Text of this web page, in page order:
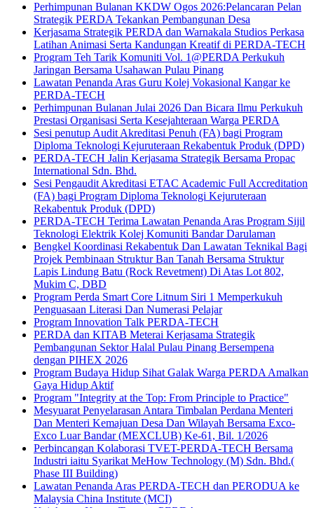
Perhimpunan Bulanan KKDW Ogos 2026:Pelancaran Pelan
Strategik PERDA Tekankan Pembangunan Desa
Kerjasama Strategik PERDA dan Warnakala Studios Perkasa
Latihan Animasi Serta Kandungan Kreatif di PERDA-TECH
Program Teh Tarik Komuniti Vol. 1@PERDA Perkukuh
Jaringan Bersama Usahawan Pulau Pinang
Lawatan Penanda Aras Guru Kolej Vokasional Kangar ke
PERDA-TECH
Perhimpunan Bulanan Julai 2026 Dan Bicara Ilmu Perkukuh
Prestasi Organisasi Serta Kesejahteraan Warga PERDA
Sesi penutup Audit Akreditasi Penuh (FA) bagi Program
Diploma Teknologi Kejuruteraan Rekabentuk Produk (DPD)
PERDA-TECH Jalin Kerjasama Strategik Bersama Propac
International Sdn. Bhd.
Sesi Pengaudit Akreditasi ETAC Academic Full Accreditation
(FA) bagi Program Diploma Teknologi Kejuruteraan
Rekabentuk Produk (DPD)
PERDA-TECH Terima Lawatan Penanda Aras Program Sijil
Teknologi Elektrik Kolej Komuniti Bandar Darulaman
Bengkel Koordinasi Rekabentuk Dan Lawatan Teknikal Bagi
Projek Pembinaan Struktur Ban Tanah Bersama Struktur
Lapis Lindung Batu (Rock Revetment) Di Atas Lot 802,
Mukim C, DBD
Program Perda Smart Core Litnum Siri 1 Memperkukuh
Penguasaan Literasi Dan Numerasi Pelajar
Program Innovation Talk PERDA-TECH
PERDA dan KITAB Meterai Kerjasama Strategik
Pembangunan Sektor Halal Pulau Pinang Bersempena
dengan PIHEX 2026
Program Budaya Hidup Sihat Galak Warga PERDA Amalkan
Gaya Hidup Aktif
Program "Integrity at the Top: From Principle to Practice"
Mesyuarat Penyelarasan Antara Timbalan Perdana Menteri
Dan Menteri Kemajuan Desa Dan Wilayah Bersama Exco-
Exco Luar Bandar (MEXCLUB) Ke-61, Bil. 1/2026
Perbincangan Kolaborasi TVET-PERDA-TECH Bersama
Industri iaitu Syarikat MeHow Technology (M) Sdn. Bhd.(
Phase III Building)
Lawatan Penanda Aras PERDA-TECH dan PERODUA ke
Malaysia China Institute (MCI)